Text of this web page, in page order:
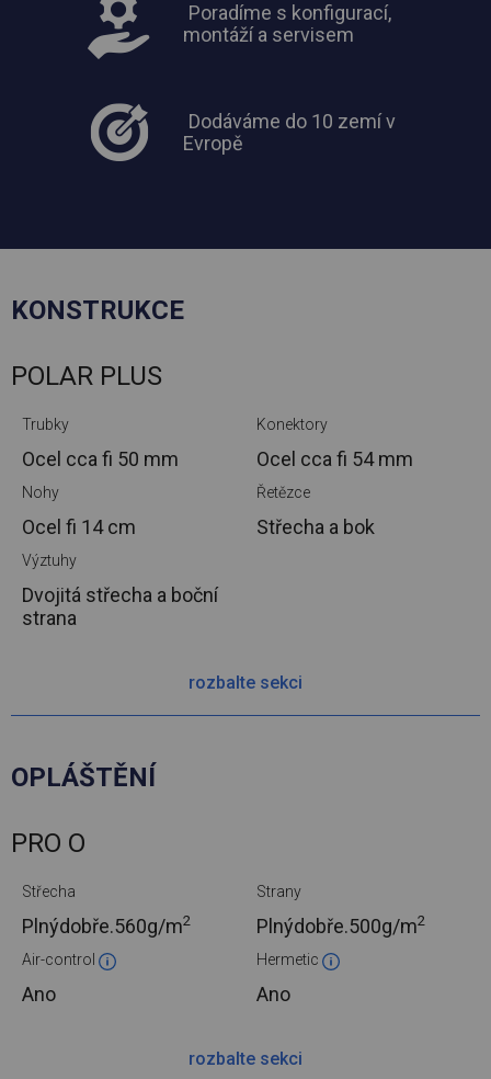
Poradíme s konfigurací,
montáží a servisem
Dodáváme do 10 zemí v
Evropě
KONSTRUKCE
POLAR PLUS
Trubky
Ocel ccafi 50 mm
Konektory
Ocel ccafi 54 mm
Nohy
Ocel fi 14 cm
Řetězce
Střecha a bok
Výztuhy
Dvojitá střecha a boční
strana
rozbalte sekci
OPLÁŠTĚNÍ
PRO O
Střecha
Plnýdobře.560g/m2
Strany
Plnýdobře.500g/m2
Air-control
Ano
Hermetic
Ano
rozbalte sekci